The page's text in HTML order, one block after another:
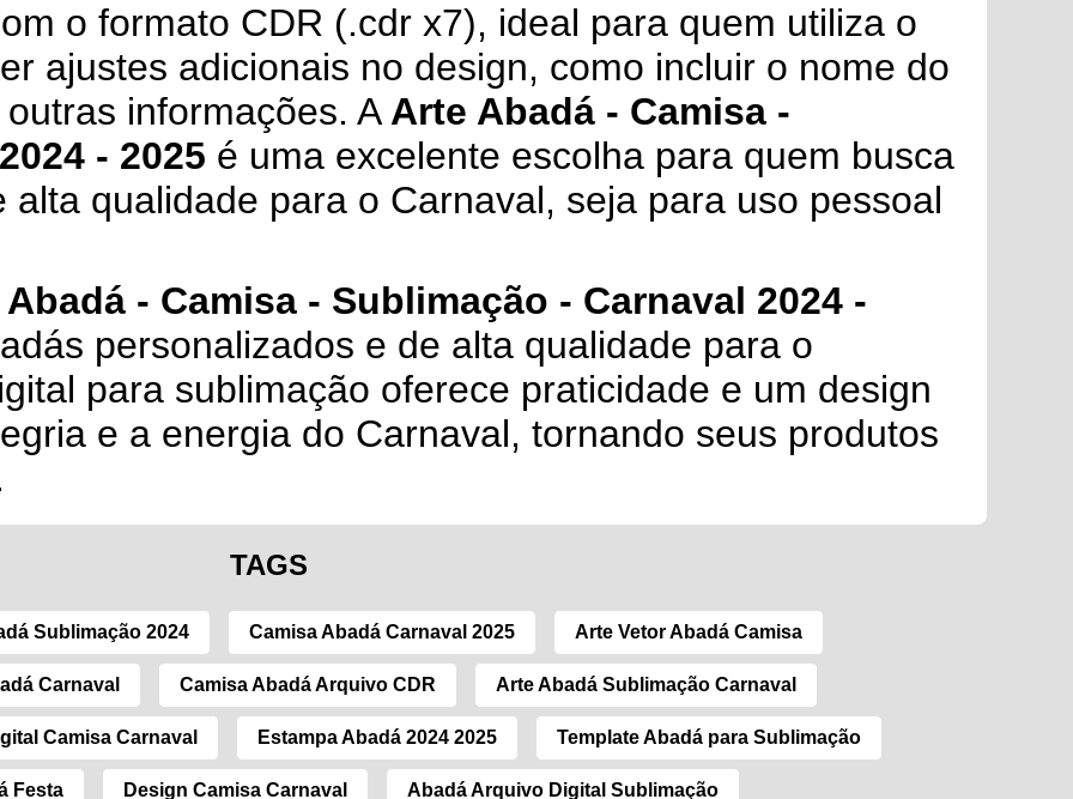
o formato CDR (.cdr x7), ideal para quem utiliza o
ajustes adicionais no design, como incluir o nome do
informações. AArte Abadá - Camisa -
- 2025 é uma excelente escolha para quem busca
qualidade para o Carnaval, seja para uso pessoal
- Camisa - Sublimação - Carnaval 2024 -
personalizados e de alta qualidade para o
para sublimação oferece praticidade e um design
e a energia do Carnaval, tornando seus produtos
TAGS
Sublimação 2024 Camisa Abadá Carnaval 2025 Arte Vetor Abadá Camisa
Carnaval Camisa Abadá Arquivo CDR Arte Abadá Sublimação Carnaval
Camisa Carnaval Estampa Abadá 2024 2025 Template Abadá para Sublimação
Festa Design Camisa Carnaval Abadá Arquivo Digital Sublimação